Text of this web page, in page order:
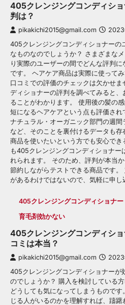
405クレンジングコンディシ
判は？
pikakichi2015@gmail.com 2023
405クレンジングコンディショナーの
なものなのでしょうか？ さまざまな
り実際のユーザーの間でどんな評判
です。 ヘアケア商品は実際に使って
口コミでの評価のチェックは欠かせ
ディショナーの評判を調べてみると
ることがわかります。 使用後の髪の
短になるヘアケアという点も評価さ
ナチュラル・オーガニック部門の週
など、そのことを裏付けるデータも
商品を使いたいという方でも安心で
も405クレンジングコンディショナー
れられます。 そのため、評判が本当
節約しながらテストできる商品です
があるわけではないので、気軽に申し
405クレンジングコンディショナー
育毛剤効かない
405クレンジングコンディシ
コミは本当？
pikakichi2015@gmail.com 2023
405クレンジングコンディショナーが
のでしょうか？ 購入を検討している
どうしても気になってしまうもので
じる人がいるのかを理解すれば、躊